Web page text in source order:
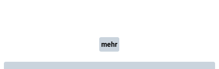
mehr